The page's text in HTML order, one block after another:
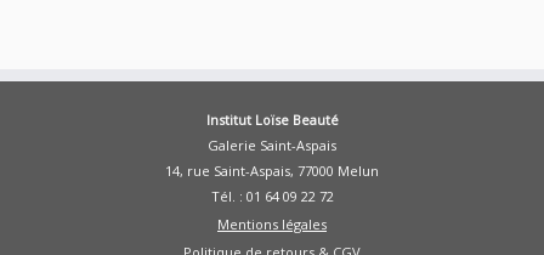
Institut Loïse Beauté
Galerie Saint-Aspais
14, rue Saint-Aspais, 77000 Melun
Tél. : 01 64 09 22 72
Mentions légales